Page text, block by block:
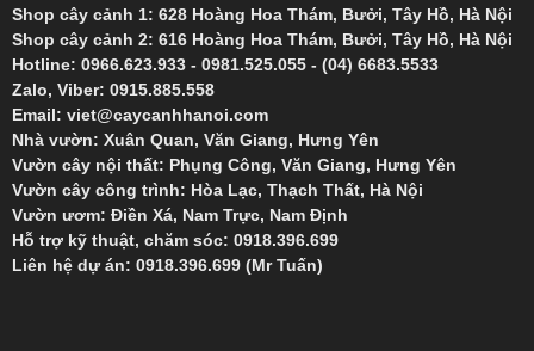
Shop cây cảnh 1: 628 Hoàng Hoa Thám, Bưởi, Tây Hồ, Hà Nội
Shop cây cảnh 2: 616 Hoàng Hoa Thám, Bưởi, Tây Hồ, Hà Nội
Hotline: 0966.623.933 - 0981.525.055 - (04) 6683.5533
Zalo, Viber: 0915.885.558
Email: viet@caycanhhanoi.com
Nhà vườn: Xuân Quan, Văn Giang, Hưng Yên
Vườn cây nội thất: Phụng Công, Văn Giang, Hưng Yên
Vườn cây công trình: Hòa Lạc, Thạch Thất, Hà Nội
Vườn ươm: Điền Xá, Nam Trực, Nam Định
Hỗ trợ kỹ thuật, chăm sóc: 0918.396.699
Liên hệ dự án: 0918.396.699 (Mr Tuấn)